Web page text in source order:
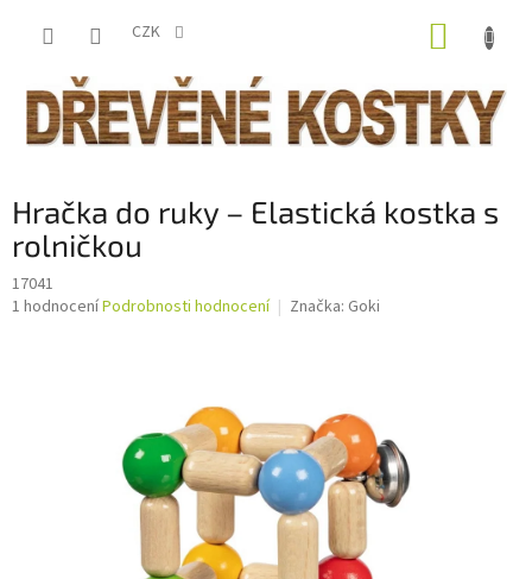
CZK
Hračka do ruky – Elastická kostka s
rolničkou
17041
Průměrné
1 hodnoceníPodrobnosti hodnocení Značka: Goki